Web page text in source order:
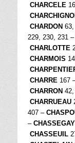
CHARCELE
CHARDON
229, 230, 231 –
CHARLOTTE
CHARMOIS
CHARRE 167
CHARRON
CHARRUEAU
407 –
– CHASSEGAY
CHASSEUIL